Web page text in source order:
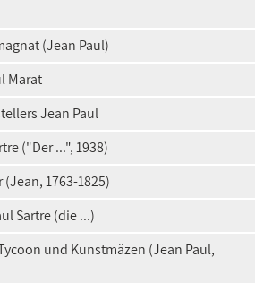
(Jean Paul)
Marat
Jean Paul
("Der ...", 1938)
1763-1825)
Sartre (die ...)
und Kunstmäzen (Jean Paul,